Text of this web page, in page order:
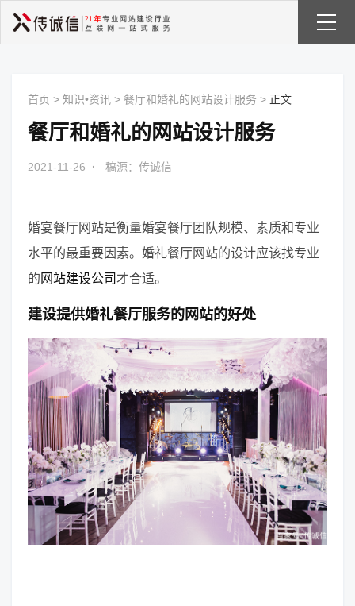
首页 > 知识•资讯 > 餐厅和婚礼的网站设计服务 > 正文
餐厅和婚礼的网站设计服务
2021-11-26 · 稿源：传诚信
婚宴餐厅网站是衡量婚宴餐厅团队规模、素质和专业
水平的最重要因素。婚礼餐厅网站的设计应该找专业
的 网站建设公司才合适。
建设提供婚礼餐厅服务的网站的好处